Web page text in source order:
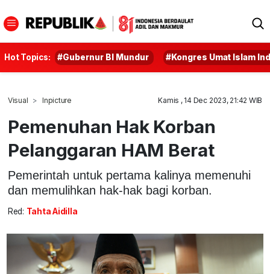
Hot Topics: #Gubernur BI Mundur #Kongres Umat Islam
Visual Inpicture Kamis , 14 Dec 2023, 21:42 WIB
Pemenuhan Hak Korban
Pelanggaran HAM Berat
Pemerintah untuk pertama kalinya memenuhi
dan memulihkan hak-hak bagi korban.
Red: Tahta Aidilla